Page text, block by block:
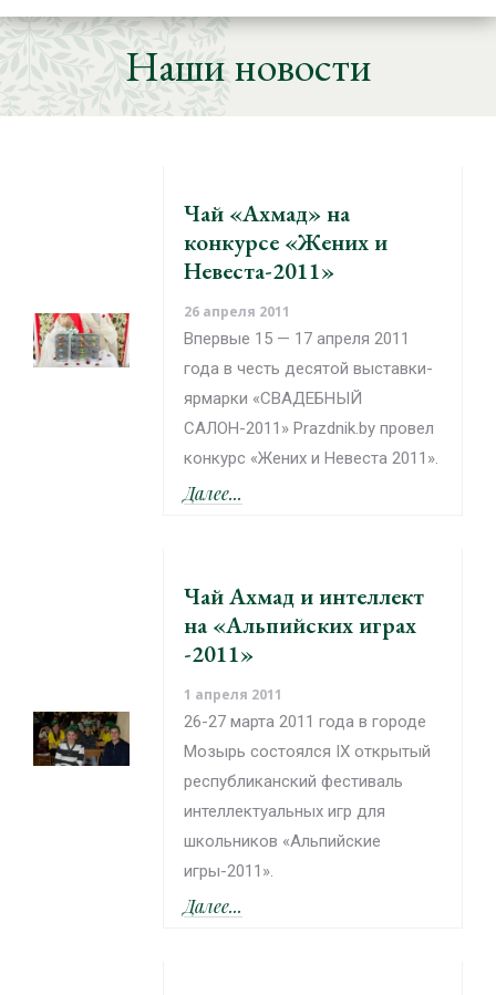
Наши новости
Чай «Ахмад» на
конкурсе «Жених и
Невеста-2011»
26 апреля 2011
Впервые 15 — 17 апреля 2011
года в честь десятой выставки-
ярмарки «СВАДЕБНЫЙ
САЛОН-2011» Prazdnik.by провел
конкурс «Жених и Невеста 2011».
Далее...
Чай Ахмад и интеллект
на «Альпийских играх
-2011»
1 апреля 2011
26-27 марта 2011 года в городе
Мозырь состоялся IX открытый
республиканский фестиваль
интеллектуальных игр для
школьников «Альпийские
игры-2011».
Далее...